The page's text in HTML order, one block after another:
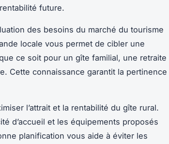
future.
des besoins du marché du tourisme
locale vous permet de cibler une
ce soit pour un gîte familial, une retraite
Cette connaissance garantit la pertinence
l’attrait et la rentabilité du gîte rural.
d’accueil et les équipements proposés
planification vous aide à éviter les